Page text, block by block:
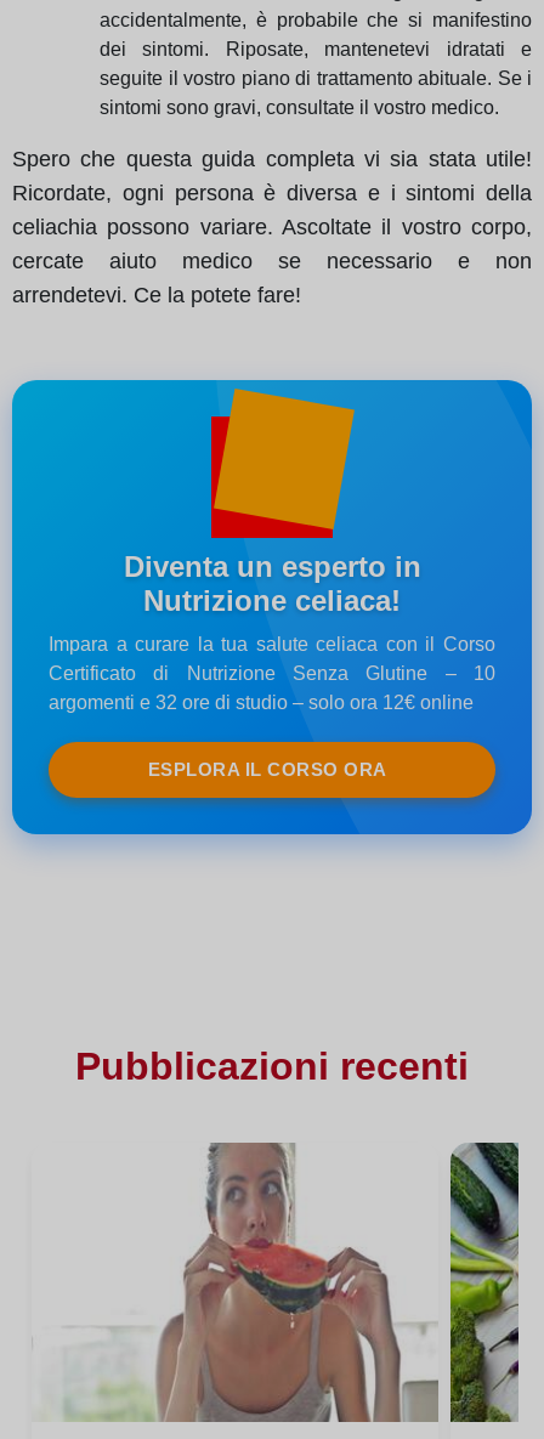
accidentalmente, è probabile che si manifestino
dei sintomi. Riposate, mantenetevi idratati e
seguite il vostro piano di trattamento abituale. Se i
sintomi sono gravi, consultate il vostro medico.
Spero che questa guida completa vi sia stata utile!
Ricordate, ogni persona è diversa e i sintomi della
celiachia possono variare. Ascoltate il vostro corpo,
cercate aiuto medico se necessario e non
arrendetevi. Ce la potete fare!
Diventa un esperto in
Nutrizione celiaca!
Impara a curare la tua salute celiaca con il Corso
Certificato di Nutrizione Senza Glutine – 10
argomenti e 32 ore di studio – solo ora 12€ online
ESPLORA IL CORSO ORA
Pubblicazioni recenti